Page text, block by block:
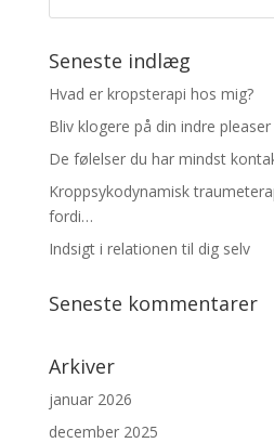
Seneste indlæg
Hvad er kropsterapi hos mig?
Bliv klogere på din indre pleaser
De følelser du har mindst
Kroppsykodynamisk
fordi…
Indsigt i relationen til dig selv
Seneste kommentarer
Arkiver
januar 2026
december 2025